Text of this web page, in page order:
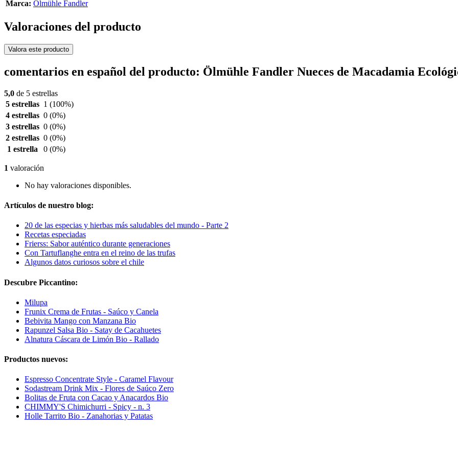
Marca: Ölmühle Fandler
Valoraciones del producto
Valora este producto
comentarios en español del producto: Ölmühle Fandler Nueces de Macadamia
5,0 de 5 estrellas
5 estrellas 1 (100%)
4 estrellas 0 (0%)
3 estrellas 0 (0%)
2 estrellas 0 (0%)
1 estrella
0 (0%)
1 valoración
No hay valoraciones disponibles.
Artículos de nuestro blog:
20 de las especias y hierbas más saludables del mundo - Parte 2
Recetas especiadas
Frierss: Sabor auténtico durante generaciones
Con Tartuflanghe entra en el reino de las trufas
Algunos datos curiosos sobre el chile
Descubre Piccantino:
Milupa
Frunix Crema de Frutas - Saúco y Canela
Bebivita Mango con Manzana Bio
Rapunzel Salsa Bio - Satay de Cacahuetes
Alnatura Cáscara de Limón Bio - Rallado
Productos nuevos:
Espresso Concentrate Style - Caramel Flavour
Sodastream Drink Mix - Flores de Saúco Zero
Bolitas de Fruta con Cacao y Anacardos Bio
CHIMMY'S Chimichurri - Spicy - n. 3
Holle Tarrito Bio - Zanahorias y Patatas